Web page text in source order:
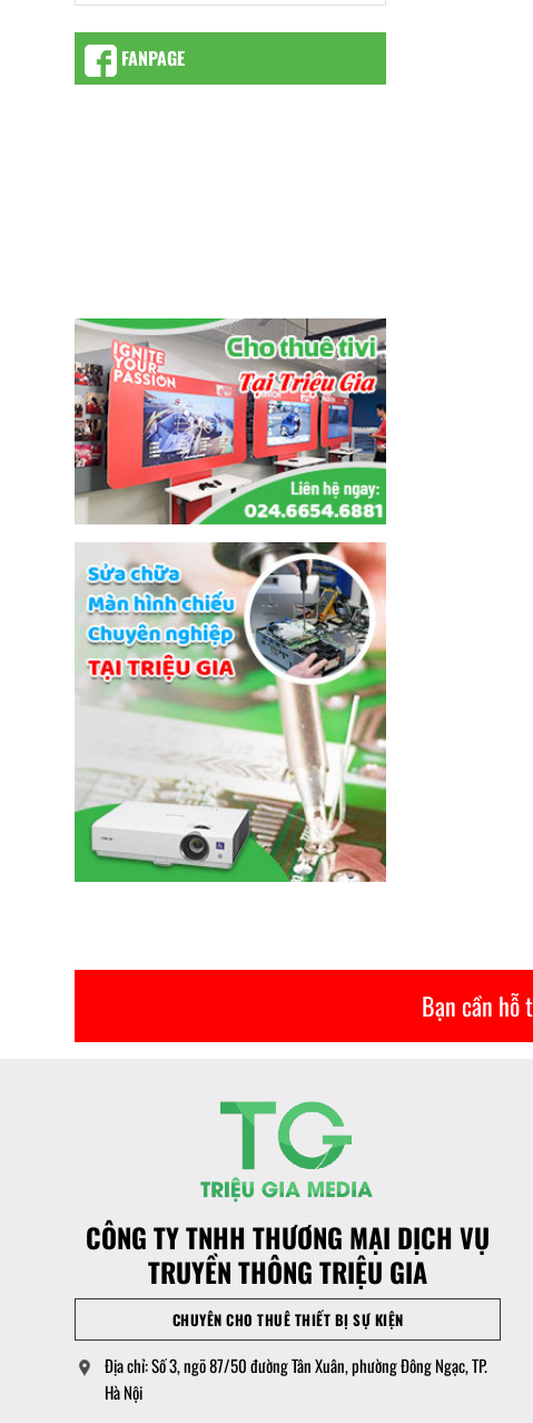
FANPAGE
Bạn cần hỗ
CÔNG TY TNHH THƯƠNG MẠI DỊCH VỤ
TRUYỀN THÔNG TRIỆU GIA
CHUYÊN CHO THUÊ THIẾT BỊ SỰ KIỆN
Địa chỉ: Số 3, ngõ 87/50 đường Tân Xuân, phường Đông Ngạc, TP.
Hà Nội